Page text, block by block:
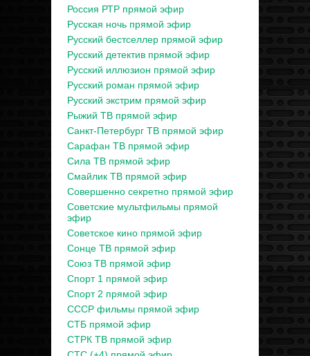
Россия РТР прямой эфир
Русская ночь прямой эфир
Русский бестселлер прямой эфир
Русский детектив прямой эфир
Русский иллюзион прямой эфир
Русский роман прямой эфир
Русский экстрим прямой эфир
Рыжий ТВ прямой эфир
Санкт-Петербург ТВ прямой эфир
Сарафан ТВ прямой эфир
Сила ТВ прямой эфир
Смайлик ТВ прямой эфир
Совершенно секретно прямой эфир
Советские мультфильмы прямой
эфир
Советское кино прямой эфир
Сонце ТВ прямой эфир
Союз ТВ прямой эфир
Спорт 1 прямой эфир
Спорт 2 прямой эфир
СССР фильмы прямой эфир
СТБ прямой эфир
СТРК ТВ прямой эфир